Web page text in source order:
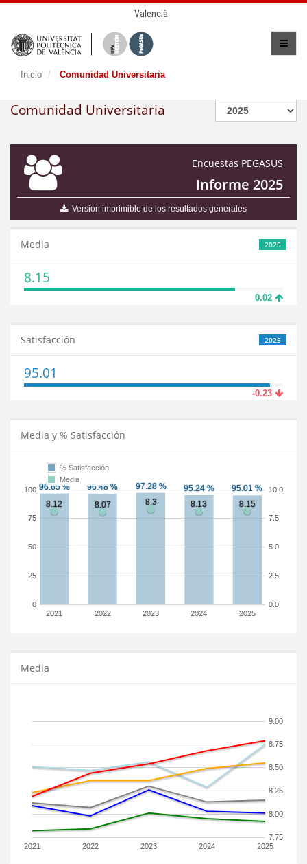
Valencià
Inicio Comunidad Universitaria
Comunidad Universitaria
Encuestas PEGASUS
Informe 2025
Versión imprimible de los resultados generales
2025
Media
8.15
0.02
2025
Satisfacción
95.01
-0.23
Media y % Satisfacción
2021 2022 2023 2024 2025
0
25
50
75
100
0.0
2.5
5.0
7.5
10.0
% Satisfacción
Media
Media
2021 2022 2023 2024 2025
7.75
8.00
8.25
8.50
8.75
9.00